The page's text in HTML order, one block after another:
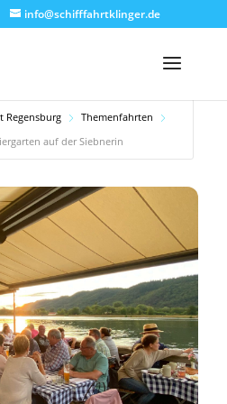
info@schifffahrtklinger.de
Regensburg
Themenfahrten
auf der Siebnerin